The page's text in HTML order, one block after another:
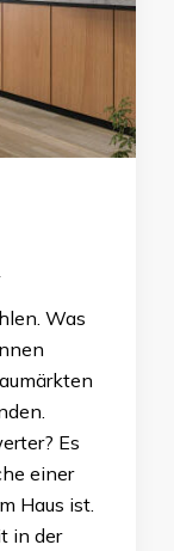
Was
Es
einer
Haus ist.
in der